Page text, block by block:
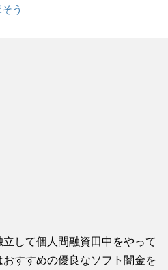
う
して個人間融資田中をやって
すすめの優良なソフト闇金を